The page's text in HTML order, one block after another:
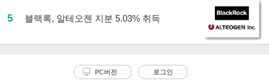
5 블랙록, 알테오젠 지분 5.03% 취득
PC버전 로그인